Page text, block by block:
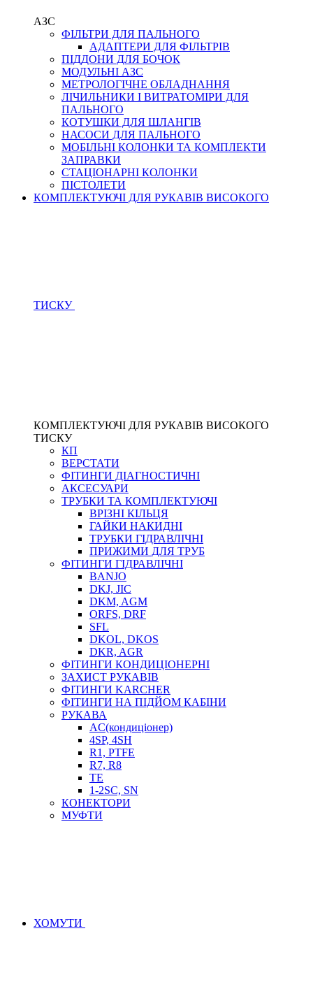
АЗС
ФІЛЬТРИ ДЛЯ ПАЛЬНОГО
АДАПТЕРИ ДЛЯ ФІЛЬТРІВ
ПІДДОНИ ДЛЯ БОЧОК
МОДУЛЬНІ АЗС
МЕТРОЛОГІЧНЕ ОБЛАДНАННЯ
ЛІЧИЛЬНИКИ І ВИТРАТОМІРИ ДЛЯ
ПАЛЬНОГО
КОТУШКИ ДЛЯ ШЛАНГІВ
НАСОСИ ДЛЯ ПАЛЬНОГО
МОБІЛЬНІ КОЛОНКИ ТА КОМПЛЕКТИ
ЗАПРАВКИ
СТАЦІОНАРНІ КОЛОНКИ
ПІСТОЛЕТИ
КОМПЛЕКТУЮЧІ ДЛЯ РУКАВІВ ВИСОКОГО
ТИСКУ
КОМПЛЕКТУЮЧІ ДЛЯ РУКАВІВ ВИСОКОГО
ТИСКУ
КП
ВЕРСТАТИ
ФІТИНГИ ДІАГНОСТИЧНІ
АКСЕСУАРИ
ТРУБКИ ТА КОМПЛЕКТУЮЧІ
ВРІЗНІ КІЛЬЦЯ
ГАЙКИ НАКИДНІ
ТРУБКИ ГІДРАВЛІЧНІ
ПРИЖИМИ ДЛЯ ТРУБ
ФІТИНГИ ГІДРАВЛІЧНІ
BANJO
DKJ, JIC
DKM, AGM
ORFS, DRF
SFL
DKOL, DKOS
DKR, AGR
ФІТИНГИ КОНДИЦІОНЕРНІ
ЗАХИСТ РУКАВІВ
ФІТИНГИ KARCHER
ФІТИНГИ НА ПІДЙОМ КАБІНИ
РУКАВА
AC(кондиціонер)
4SP, 4SH
R1, PTFE
R7, R8
TE
1-2SC, SN
КОНЕКТОРИ
МУФТИ
ХОМУТИ